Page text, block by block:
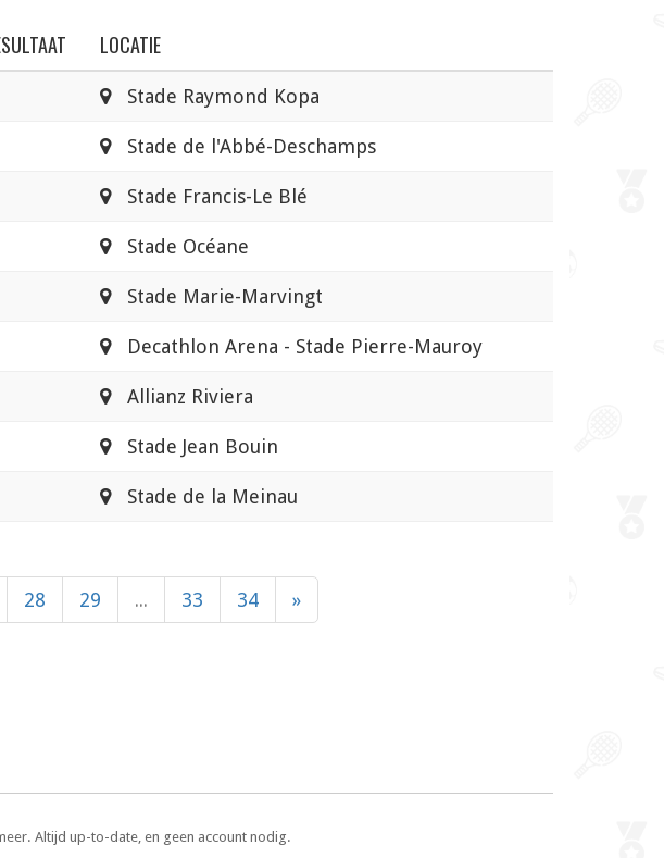
LOCATIE
Stade Raymond Kopa
Stade de l'Abbé-Deschamps
Stade Francis-Le Blé
Stade Océane
Stade Marie-Marvingt
Decathlon Arena - Stade Pierre-Mauroy
Allianz Riviera
Stade Jean Bouin
Stade de la Meinau
28 29 ... 33 34 »
Altijd up-to-date, en geen account nodig.